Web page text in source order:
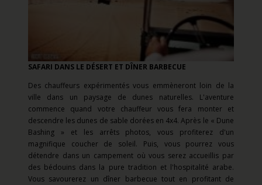
SAFARI DANS LE DÉSERT ET DÎNER BARBECUE
Des chauffeurs expérimentés vous emmèneront loin de la
ville dans un paysage de dunes naturelles. L'aventure
commence quand votre chauffeur vous fera monter et
descendre les dunes de sable dorées en 4x4. Après le « Dune
Bashing » et les arrêts photos, vous profiterez d'un
magnifique coucher de soleil. Puis, vous pourrez vous
détendre dans un campement où vous serez accueillis par
des bédouins dans la pure tradition et l'hospitalité arabe.
Vous savourerez un dîner barbecue tout en profitant de